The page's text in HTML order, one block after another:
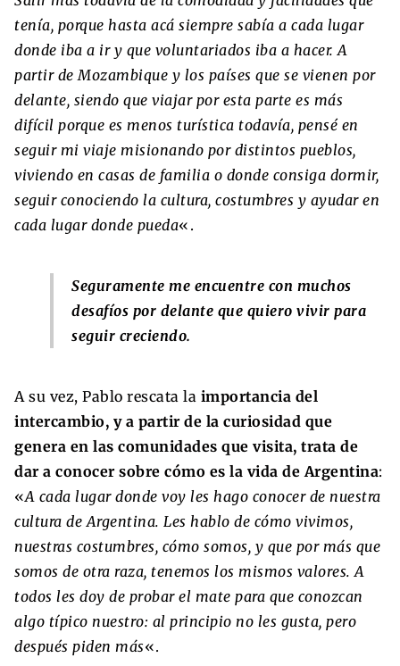
tenía, porque hasta acá siempre sabía a cada lugar
donde iba a ir y que voluntariados iba a hacer. A
partir de Mozambique y los países que se vienen por
delante, siendo que viajar por esta parte es más
difícil porque es menos turística todavía, pensé en
seguir mi viaje misionando por distintos pueblos,
viviendo en casas de familia o donde consiga dormir,
seguir conociendo la cultura, costumbres y ayudar en
cada lugar donde pueda«.
Seguramente me encuentre con muchos
desafíos por delante que quiero vivir para
seguir creciendo.
A su vez, Pablo rescata la importancia del
intercambio, y a partir de la curiosidad que
genera en las comunidades que visita, trata de
dar a conocer sobre cómo es la vida de Argentina:
«A cada lugar donde voy les hago conocer de nuestra
cultura de Argentina. Les hablo de cómo vivimos,
nuestras costumbres, cómo somos, y que por más que
somos de otra raza, tenemos los mismos valores. A
todos les doy de probar el mate para que conozcan
algo típico nuestro: al principio no les gusta, pero
después piden más«.